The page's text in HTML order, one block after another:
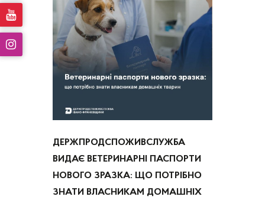
ДЕРЖПРОДСПОЖИВСЛУЖБА
ВИДАЄ ВЕТЕРИНАРНІ ПАСПОРТИ
НОВОГО ЗРАЗКА: ЩО ПОТРІБНО
ЗНАТИ ВЛАСНИКАМ ДОМАШНІХ